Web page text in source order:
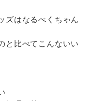
ズはなるべくちゃん
と比べてこんないい